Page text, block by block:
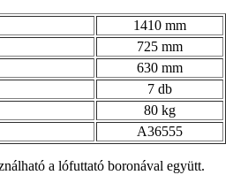
1410 mm
725 mm
630 mm
7 db
80 kg
A36555
a lófuttató boronával együtt.